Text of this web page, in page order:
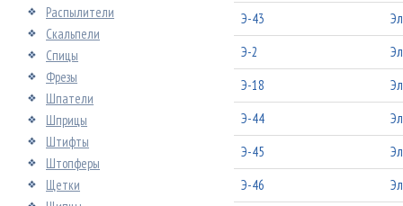
Распылители
Скальпели
Спицы
Фрезы
Шпатели
Шприцы
Штифты
Штопферы
Щетки
Э-43
Э-2
Э-18
Э-44
Э-45
Э-46